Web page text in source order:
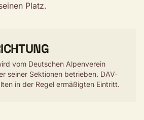
Platz.
vom Deutschen Alpenverein
seiner Sektionen betrieben. DAV-
in der Regel ermäßigten Eintritt.